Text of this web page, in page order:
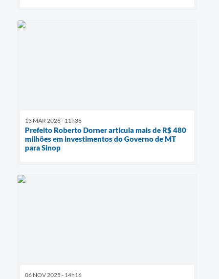
13 MAR 2026 - 11h36
Prefeito Roberto Dorner articula mais de R$ 480
milhões em investimentos do Governo de MT
para Sinop
06 NOV 2025 - 14h16